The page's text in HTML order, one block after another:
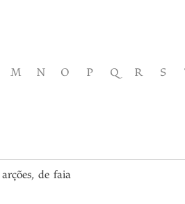
M N O P Q R S
de faia